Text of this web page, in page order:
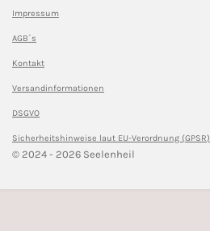
Impressum
AGB´s
Kontakt
Versandinformationen
DSGVO
Sicherheitshinweise laut EU-Verordnung (GPSR)
© 2024 - 2026 Seelenheil